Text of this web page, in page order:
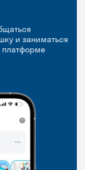
и заниматься
платформе
слова где
практики